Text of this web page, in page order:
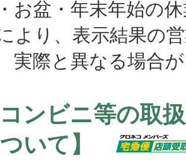
お盆・年末年始の
より、表示結果の
際と異なる場合が
コンビニ等の取
いて】